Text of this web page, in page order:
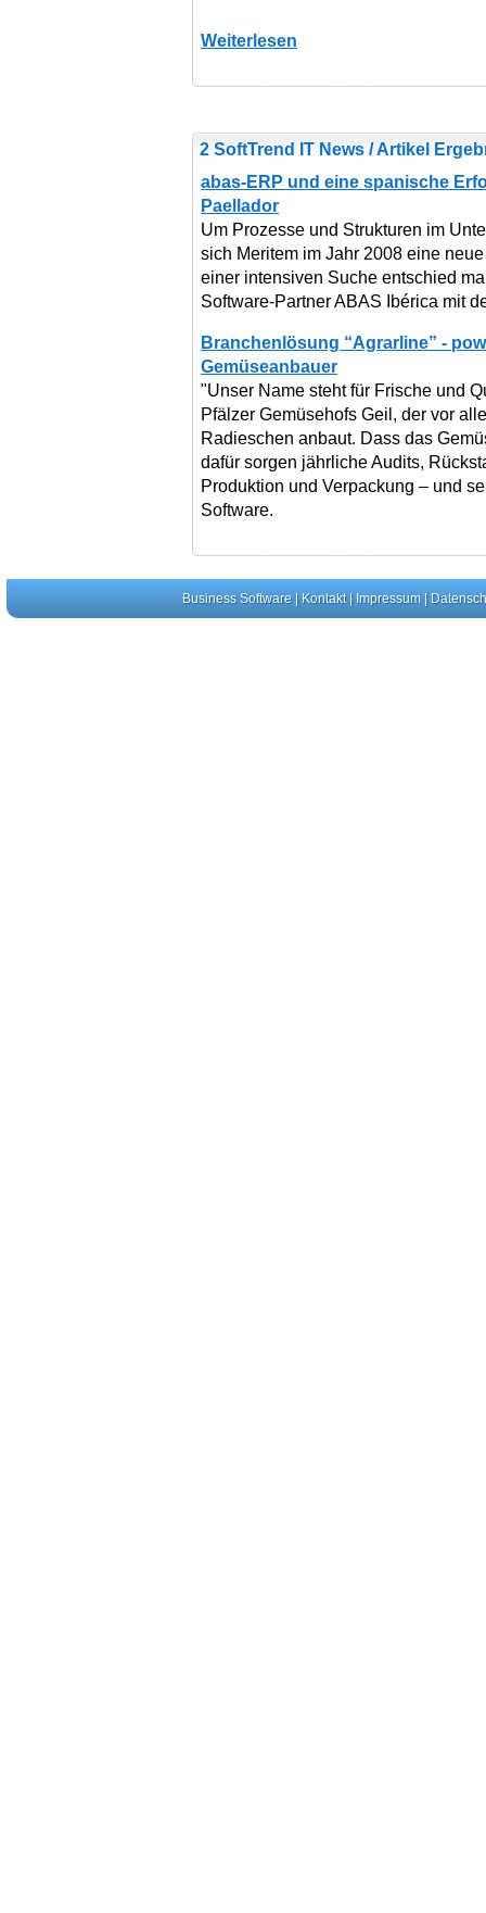
Weiterlesen
2 SoftTrend IT News / Artikel
abas-ERP und eine spanische
Paellador
Um Prozesse und Strukturen im
sich Meritem im Jahr 2008 eine
einer intensiven Suche entschied
Software-Partner ABAS Ibérica mit
Branchenlösung “Agrarline” -
Gemüseanbauer
"Unser Name steht für Frische und
Pfälzer Gemüsehofs Geil, der vor
Radieschen anbaut. Dass das
dafür sorgen jährliche Audits,
Produktion und Verpackung – und
Software.
Business Software| Kontakt| Impressum|